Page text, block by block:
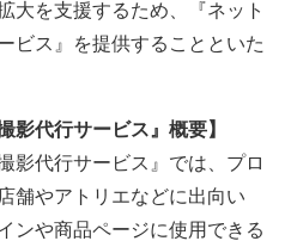
大を支援するため、『ネット
ビス』を提供することといた
影代行サービス』概要】
影代行サービス』では、プロ
舗やアトリエなどに出向い
ンや商品ページに使用できる